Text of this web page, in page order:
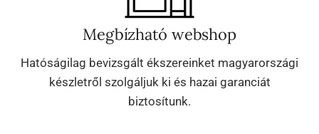
Megbízható webshop
Hatóságilag bevizsgált ékszereinket magyarországi
készletről szolgáljuk ki és hazai garanciát
biztosítunk.